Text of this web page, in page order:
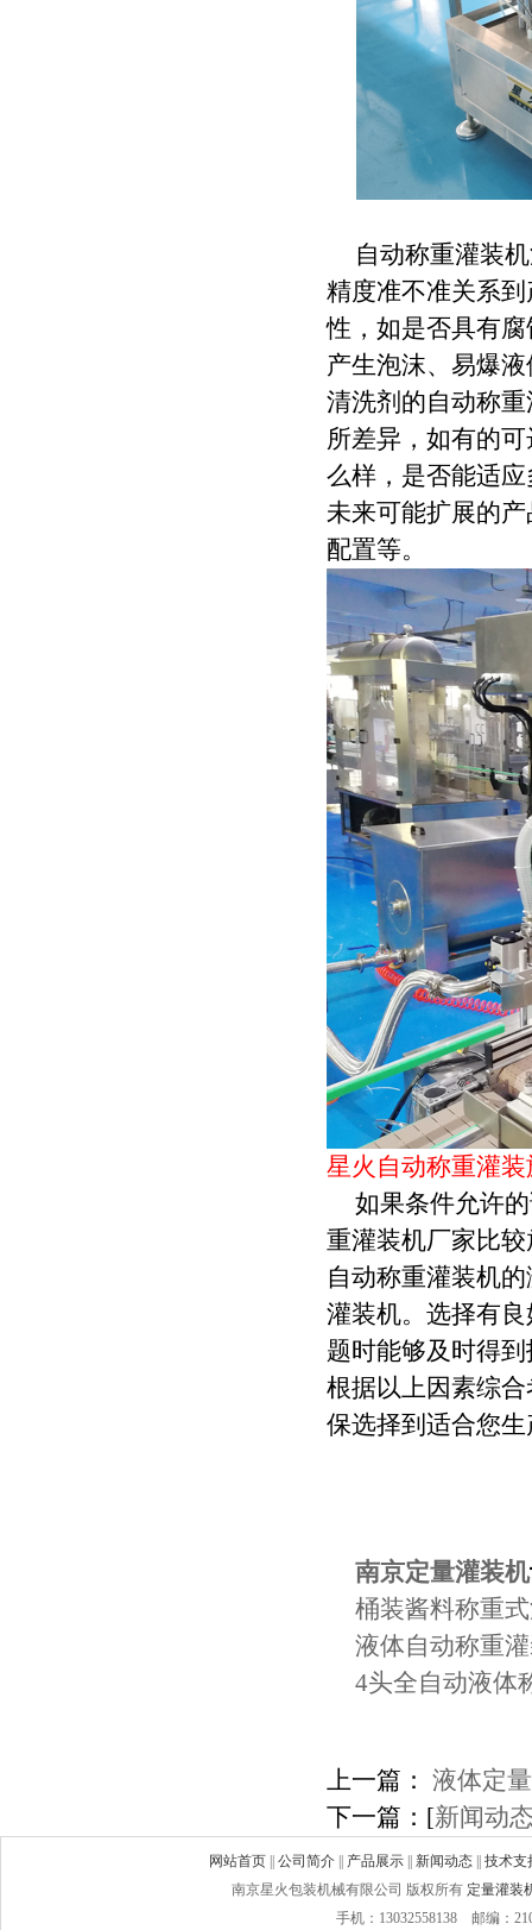
自动称重灌装
精度准不准关系
性，如是否具有
产生泡沫、易爆
清洗剂的自动称
所差异，如有的
么样，是否能适
未来可能扩展的
配置等。
星火自动称重灌
如果条件允许
重灌装机厂家比
自动称重灌装机
灌装机。选择有
题时能够及时得
根据以上因素综
保选择到适合您
南京定量灌装机
桶装酱料称重
液体自动称重
4头全自动液体
上一篇： 液体定
下一篇： [新闻动
网站首页 公司简介 产品展示 新闻动态
技术支
南京星火包装机械有限公司 版权所有 定量灌装
手机：13032558138 邮编：